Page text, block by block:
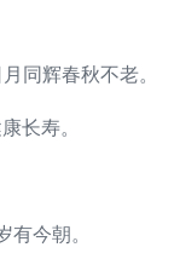
同辉春秋不老。
长寿。
有今朝。